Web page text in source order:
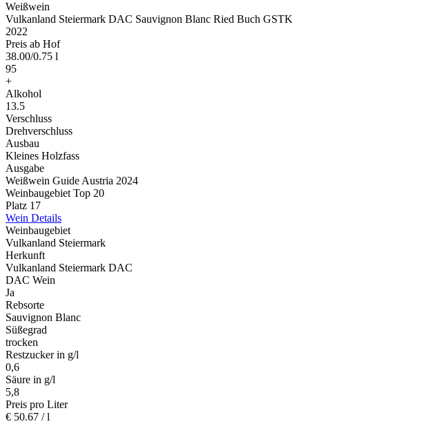
Weißwein
Vulkanland Steiermark DAC Sauvignon Blanc Ried Buch GSTK
2022
Preis ab Hof
38.00/0.75 l
95
+
Alkohol
13.5
Verschluss
Drehverschluss
Ausbau
Kleines Holzfass
Ausgabe
Weißwein Guide Austria 2024
Weinbaugebiet Top 20
Platz 17
Wein Details
Weinbaugebiet
Vulkanland Steiermark
Herkunft
Vulkanland Steiermark DAC
DAC Wein
Ja
Rebsorte
Sauvignon Blanc
Süßegrad
trocken
Restzucker in g/l
0,6
Säure in g/l
5,8
Preis pro Liter
€ 50.67 / l